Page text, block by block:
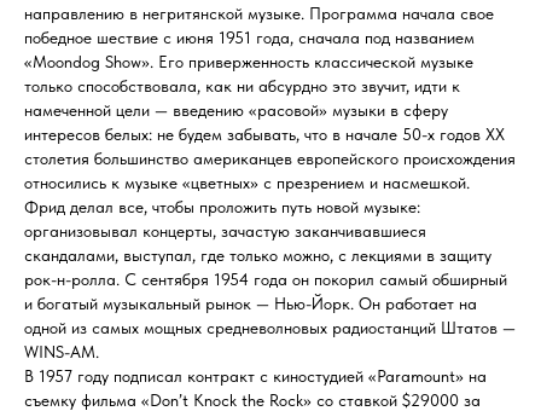
направлению в негритянской музыке. Программа начала свое
победное шествие с июня 1951 года, сначала под названием
«Moondog Show». Его приверженность классической музыке
только способствовала, как ни абсурдно это звучит, идти к
намеченной цели — введению «расовой» музыки в сферу
интересов белых: не будем забывать, что в начале 50-х годов ХХ
столетия большинство американцев европейского происхождения
относились к музыке «цветных» с презрением и насмешкой.
Фрид делал все, чтобы проложить путь новой музыке:
организовывал концерты, зачастую заканчивавшиеся
скандалами, выступал, где только можно, с лекциями в защиту
рок-н-ролла. С сентября 1954 года он покорил самый обширный
и богатый музыкальный рынок — Нью-Йорк. Он работает на
одной из самых мощных средневолновых радиостанций Штатов —
WINS-AM.
В 1957 году подписал контракт с киностудией «Paramount» на
съемку фильма «Don’t Knock the Rock» со ставкой $29000 за